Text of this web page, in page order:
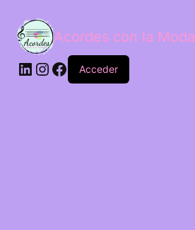
Acordes con la Moda
Acceder